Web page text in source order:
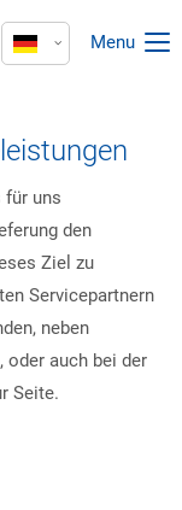
Menu
für uns
den
Ziel zu
Servicepartnern
neben
oder auch bei der
Seite.